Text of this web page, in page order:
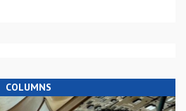
COLUMNS